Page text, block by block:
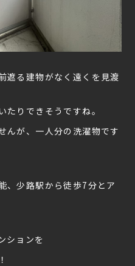
遮る建物がなく遠くを見渡
たりできそうですね。
んが、一人分の洗濯物です
、少路駅から徒歩7分とア
ションを